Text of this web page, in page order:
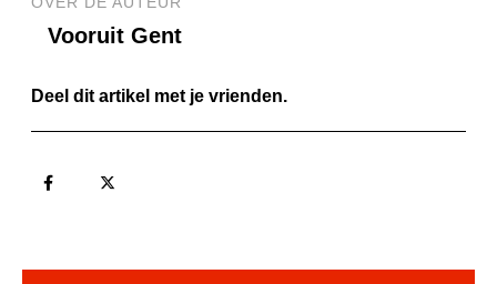
Vooruit Gent
Deel dit artikel met je vrienden.